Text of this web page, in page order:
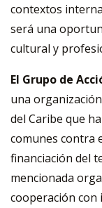
contextos
será una
cultural y
El Grupo de
una
del Caribe que
comunes contra
financiación del
mencionada
cooperación